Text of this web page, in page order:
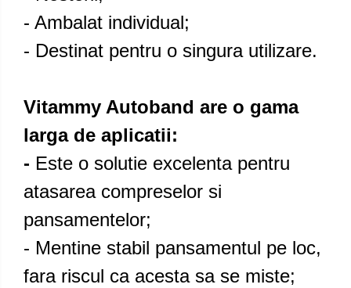
- Ambalat individual;
- Destinat pentru o singura utilizare.
Vitammy Autoband are o gama
larga de aplicatii:
- Este o solutie excelenta pentru
atasarea compreselor si
pansamentelor;
- Mentine stabil pansamentul pe loc,
fara riscul ca acesta sa se miste;